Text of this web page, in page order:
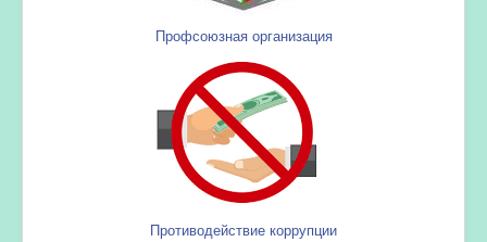
Профсоюзная организация
Противодействие коррупции